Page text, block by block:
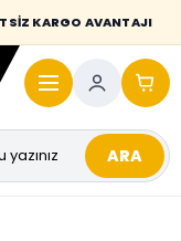
KARGO AVANTAJI
ARA